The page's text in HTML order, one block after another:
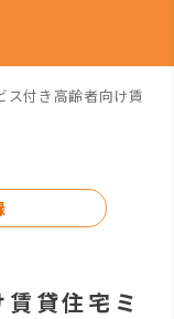
ス付き高齢者向け賃
貸住宅ミ